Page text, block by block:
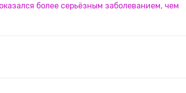
более серьёзным заболеванием, чем